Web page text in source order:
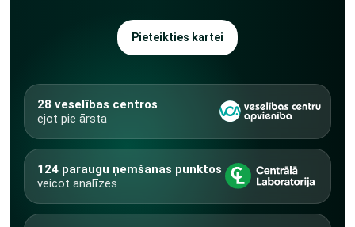
Pieteikties kartei
28 veselības centros
ejot pie ārsta
124 paraugu ņemšanas punktos
veicot analīzes